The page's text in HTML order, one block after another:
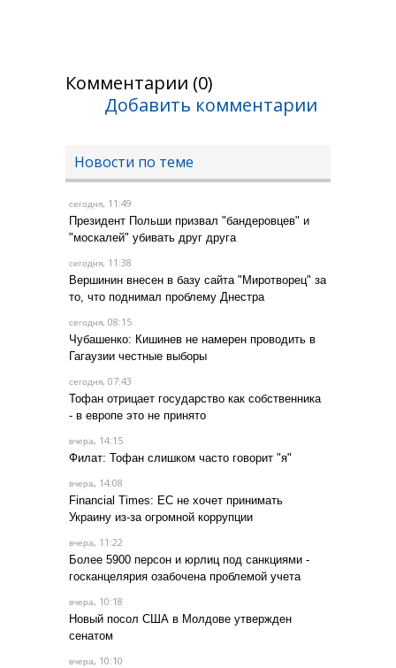
Комментарии (0)
Добавить комментарии
Новости по теме
сегодня, 11:49
Президент Польши призвал "бандеровцев" и
"москалей" убивать друг друга
сегодня, 11:38
Вершинин внесен в базу сайта "Миротворец" за
то, что поднимал проблему Днестра
сегодня, 08:15
Чубашенко: Кишинев не намерен проводить в
Гагаузии честные выборы
сегодня, 07:43
Тофан отрицает государство как собственника
- в европе это не принято
вчера, 14:15
Филат: Тофан слишком часто говорит "я"
вчера, 14:08
Financial Times: ЕС не хочет принимать
Украину из-за огромной коррупции
вчера, 11:22
Более 5900 персон и юрлиц под санкциями -
госканцелярия озабочена проблемой учета
вчера, 10:18
Новый посол США в Молдове утвержден
сенатом
вчера, 10:10